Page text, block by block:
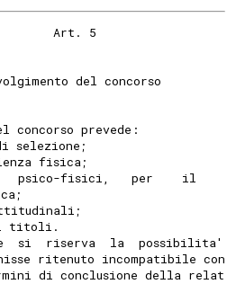
Art. 5
del concorso
concorso prevede:
selezione;
fisica;
psico-fisici,   per    il
titoli.
si  riserva  la
ritenuto incompatibile
di conclusione della